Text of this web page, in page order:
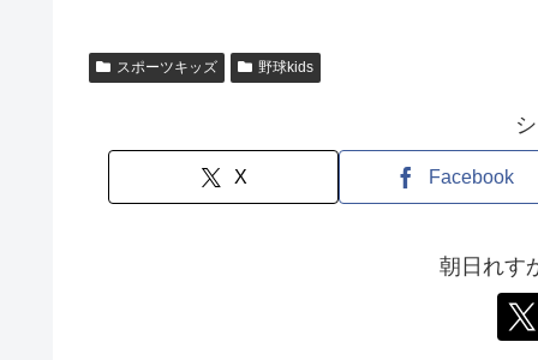
スポーツキッズ 野球kids
X Facebook
朝日れす